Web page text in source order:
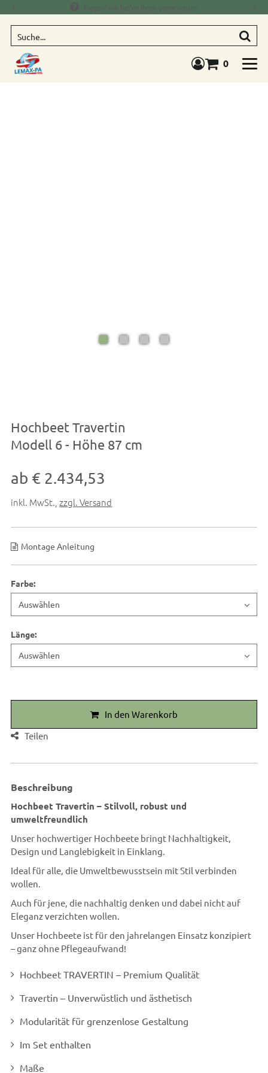
Fragen? Wir helfen Ihnen gerne weiter!
Warenkorb
0
Hochbeet Travertin
Modell 6 - Höhe 87 cm
ab € 2.434,53
inkl. MwSt. ,zzgl. Versand
Montage Anleitung
Farbe:
Länge:
In den Warenkorb
Teilen
Beschreibung
Hochbeet Travertin – Stilvoll, robust und
umweltfreundlich
Unser hochwertiger Hochbeete bringt Nachhaltigkeit,
Design und Langlebigkeit in Einklang.
Ideal für alle, die Umweltbewusstsein mit Stil verbinden
wollen.
Auch für jene, die nachhaltig denken und dabei nicht auf
Eleganz verzichten wollen.
Unser Hochbeete ist für den jahrelangen Einsatz konzipiert
– ganz ohne Pflegeaufwand!
Hochbeet TRAVERTIN – Premium Qualität
Travertin – Unverwüstlich und ästhetisch
Modularität für grenzenlose Gestaltung
Im Set enthalten
Maße